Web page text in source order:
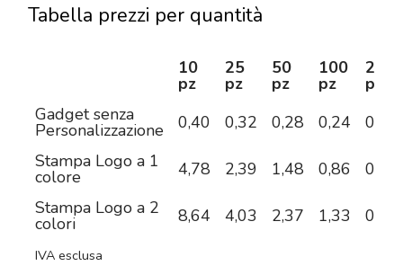
Tabella prezzi per quantità
10
pz
25
pz
50
pz
100
pz
250
pz
Gadget senza
Personalizzazione 0,40 0,32 0,28 0,24
0,18
Stampa Logo a 1
colore 4,78 2,39 1,48 0,86
0,47
Stampa Logo a 2
colori 8,64 4,03 2,37 1,33 0,71
IVA esclusa